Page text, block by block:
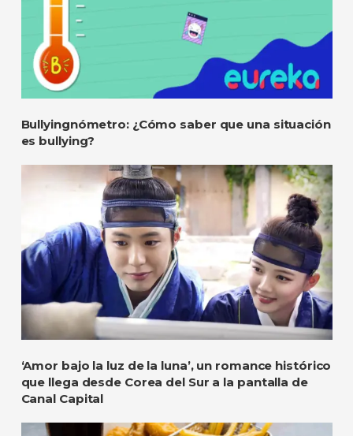
Bullyingnómetro: ¿Cómo saber que una situación
es bullying?
‘Amor bajo la luz de la luna’, un romance histórico
que llega desde Corea del Sur a la pantalla de
Canal Capital